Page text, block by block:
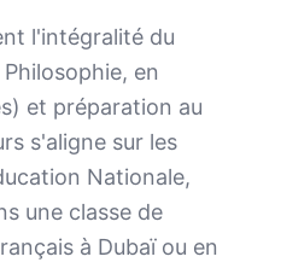
l'intégralité du
en
et préparation au
s'aligne sur les
Nationale,
une classe de
à Dubaï ou en